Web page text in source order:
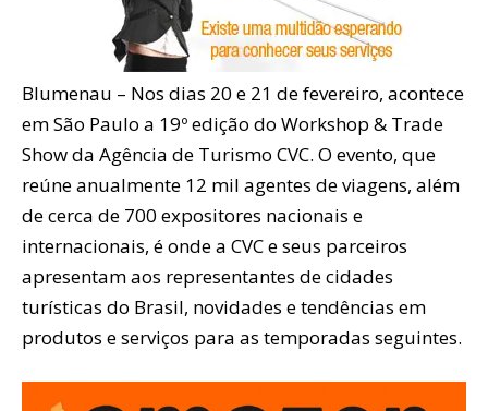
Blumenau – Nos dias 20 e 21 de fevereiro, acontece
em São Paulo a 19º edição do Workshop & Trade
Show da Agência de Turismo CVC. O evento, que
reúne anualmente 12 mil agentes de viagens, além
de cerca de 700 expositores nacionais e
internacionais, é onde a CVC e seus parceiros
apresentam aos representantes de cidades
turísticas do Brasil, novidades e tendências em
produtos e serviços para as temporadas seguintes.